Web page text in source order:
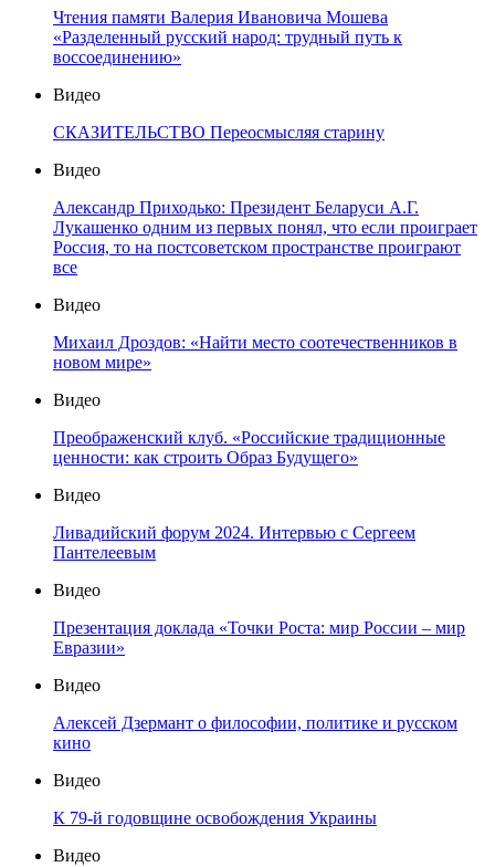
Чтения памяти Валерия Ивановича Мошева
«Разделенный русский народ: трудный путь к
воссоединению»
Видео
СКАЗИТЕЛЬСТВО Переосмысляя старину
Видео
Александр Приходько: Президент Беларуси А.Г.
Лукашенко одним из первых понял, что если проиграет
Россия, то на постсоветском пространстве проиграют
все
Видео
Михаил Дроздов: «Найти место соотечественников в
новом мире»
Видео
Преображенский клуб. «Российские традиционные
ценности: как строить Образ Будущего»
Видео
Ливадийский форум 2024. Интервью с Сергеем
Пантелеевым
Видео
Презентация доклада «Точки Роста: мир России – мир
Евразии»
Видео
Алексей Дзермант о философии, политике и русском
кино
Видео
К 79-й годовщине освобождения Украины
Видео